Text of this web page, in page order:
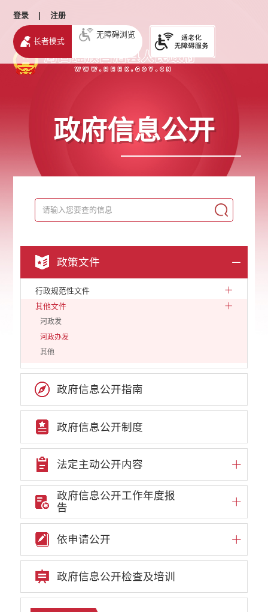
登录 | 注册
长者模式
无障碍浏览
政府信息公开
政策文件
行政规范性文件
其他文件
河政发
河政办发
其他
政府信息公开指南
政府信息公开制度
法定主动公开内容
政府信息公开工作年度报
告
依申请公开
政府信息公开检查及培训